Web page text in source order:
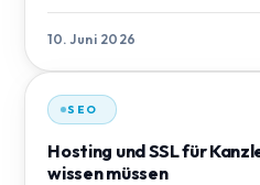
10. Juni 2026
SEO
Hosting und SSL für
wissen müssen